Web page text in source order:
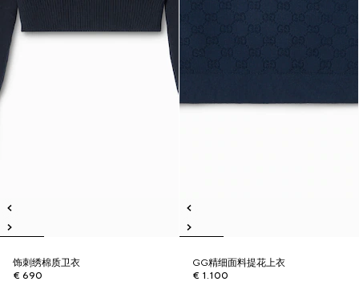
饰刺绣棉质卫衣
€ 690
GG精细面料提花上衣
€ 1.100